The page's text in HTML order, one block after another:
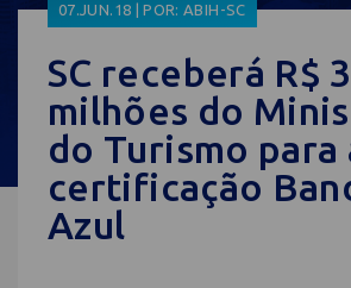
07.JUN.18 | POR: ABIH-SC
SC receberá R$ 3
milhões do
do Turismo para
certificação
Azul